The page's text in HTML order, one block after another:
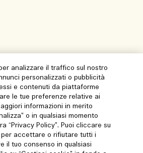
analizzare il traffico sul nostro
personalizzati o pubblicità
e contenuti da piattaforme
le tue preferenze relative ai
informazioni in merito
o in qualsiasi momento
“Privacy Policy”. Puoi cliccare su
per accettare o rifiutare tutti i
il tuo consenso in qualsiasi